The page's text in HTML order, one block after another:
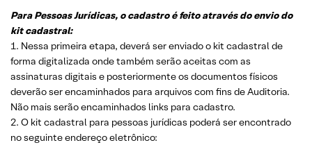
Para Pessoas Jurídicas, o cadastro é feito através do envio do
kit cadastral:
1. Nessa primeira etapa, deverá ser enviado o kit cadastral de
forma digitalizada onde também serão aceitas com as
assinaturas digitais e posteriormente os documentos físicos
deverão ser encaminhados para arquivos com fins de Auditoria.
Não mais serão encaminhados links para cadastro.
2. O kit cadastral para pessoas jurídicas poderá ser encontrado
no seguinte endereço eletrônico: